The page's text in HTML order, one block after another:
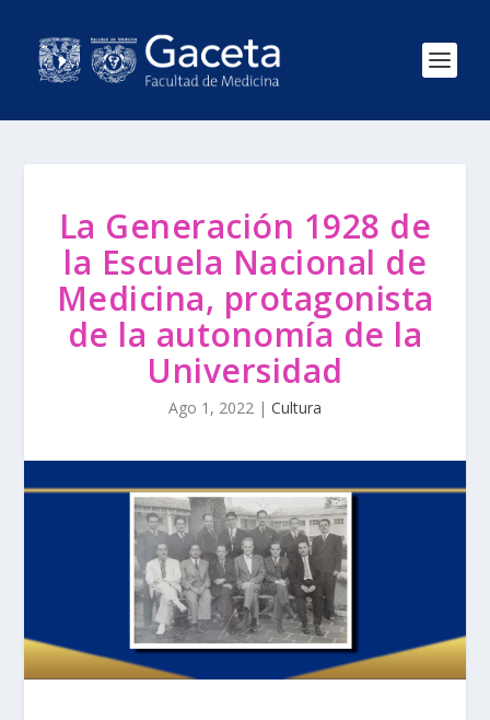
La Generación 1928 de
la Escuela Nacional de
Medicina, protagonista
de la autonomía de la
Universidad
Ago 1, 2022 | Cultura